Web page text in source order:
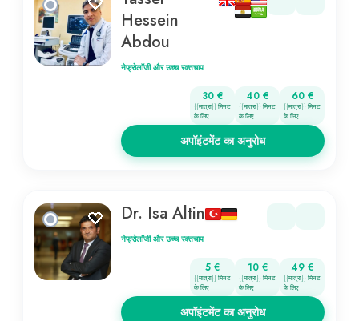
Hessein
Abdou
नेफ्रोलॉजी और उच्च रक्तचाप
30 €
{{मात्रा}} मिनट
के लिए
40 €
{{मात्रा}} मिनट
के लिए
60 €
{{मात्रा}} मिनट
के लिए
अपॉइंटमेंट का अनुरोध
Dr. Isa Altin
नेफ्रोलॉजी और उच्च रक्तचाप
5 €
{{मात्रा}} मिनट
के लिए
10 €
{{मात्रा}} मिनट
के लिए
49 €
{{मात्रा}} मिनट
के लिए
अपॉइंटमेंट का अनुरोध